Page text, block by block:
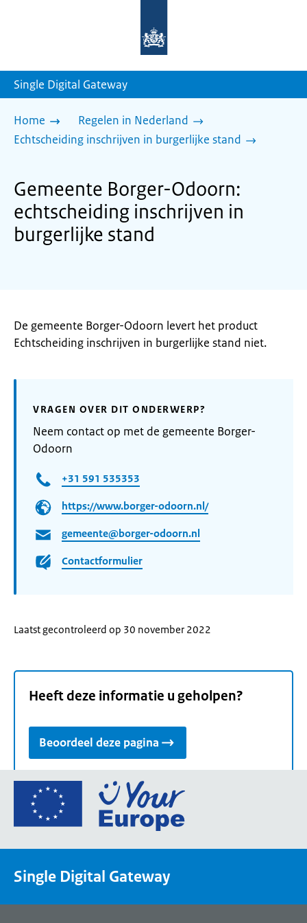
homepage
Single Digital Gateway
Home
Regelen in Nederland
Echtscheiding inschrijven in burgerlijke stand
Gemeente Borger-Odoorn:
echtscheiding inschrijven in
burgerlijke stand
De gemeente Borger-Odoorn levert het product
Echtscheiding inschrijven in burgerlijke stand niet.
VRAGEN OVER DIT ONDERWERP?
Neem contact op met de gemeente Borger-
Odoorn
+31 591 535353
https://www.borger-odoorn.nl/
gemeente@borger-odoorn.nl
Contactformulier
Laatst gecontroleerd op 30 november 2022
Heeft deze informatie u geholpen?
Beoordeel deze pagina
Ga
de
een
Single Digital Gateway